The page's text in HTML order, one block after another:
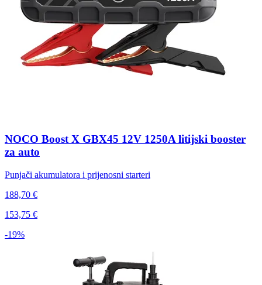
NOCO Boost X GBX45 12V 1250A litijski booster
za auto
Punjači akumulatora i prijenosni starteri
188,70 €
153,75 €
-19%